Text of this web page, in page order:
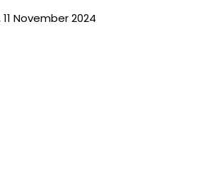
11 November 2024